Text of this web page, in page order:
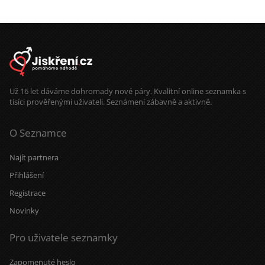
Už 16 let dáváme dohromady nové páry. Kvalitní online seznamka s
tisíci prověřenými uživateli. Seznámení zábavně a aktivně.
O Seznamce
Najít partnera
Přihlášení
Registrace
Novinky
Pro uživatele seznamky
Zapomenuté heslo